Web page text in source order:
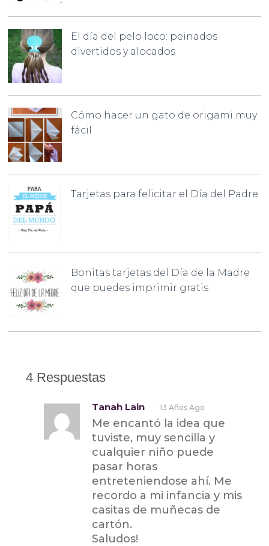
El día del pelo loco: peinados
divertidos y alocados
Cómo hacer un gato de origami muy
fácil
Tarjetas para felicitar el Día del Padre
Bonitas tarjetas del Día de la Madre
que puedes imprimir gratis
4 Respuestas
Tanah Lain 13 Años Ago
Me encantó la idea que
tuviste, muy sencilla y
cualquier niño puede
pasar horas
entreteniendose ahí. Me
recordo a mi infancia y mis
casitas de muñecas de
cartón.
Saludos!